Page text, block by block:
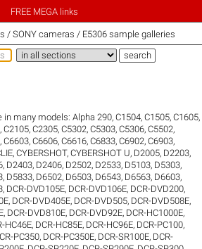
FREE MEGA links
/ SONY cameras / E5306 sample galleries
in many models:Alpha 290,C1504,C1505,C1605,
,C2105,C2305,C5302,C5303,C5306,C5502,
,C6603,C6606,C6616,C6833,C6902,C6903,
,CYBERSHOT,CYBERSHOT U, D2005, D2203,
, D2403, D2406, D2502, D2533, D5103, D5303,
, D5833, D6502, D6503, D6543, D6563, D6603,
, DCR-DVD105E, DCR-DVD106E, DCR-DVD200,
, DCR-DVD405E, DCR-DVD505, DCR-DVD508E,
, DCR-DVD810E, DCR-DVD92E, DCR-HC1000E,
HC46E, DCR-HC85E, DCR-HC96E, DCR-PC100,
PC350, DCR-PC350E, DCR-SR100E, DCR-